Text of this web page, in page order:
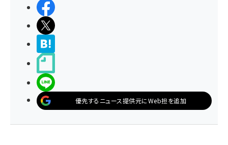
優先するニュース提供元にWeb担を追加